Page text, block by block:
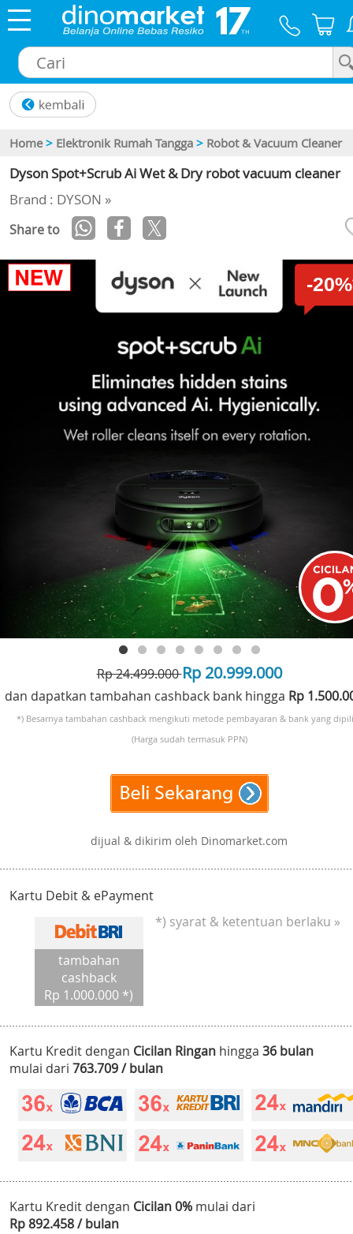
Home > Elektronik Rumah Tangga > Robot & Vacuum Cleaner
Dyson Spot+Scrub Ai Wet & Dry robot vacuum cleaner
Brand : DYSON »
Share to
-
Rp 24.499.000Rp 20.999.000
dan dapatkan tambahan cashback bank hingga Rp
*) Besarnya tambahan cashback mengikuti metode pembayaran & bank yang
(Harga sudah termasuk PPN)
dijual & dikirim oleh Dinomarket.com
Kartu Debit & ePayment
tambahan
cashback
Rp 1.000.000 *)
*) syarat & ketentuan berlaku »
Kartu Kredit dengan Cicilan Ringan hingga 36 bulan
mulai dari 763.709 / bulan
Kartu Kredit dengan Cicilan 0% mulai dari
Rp 892.458 / bulan